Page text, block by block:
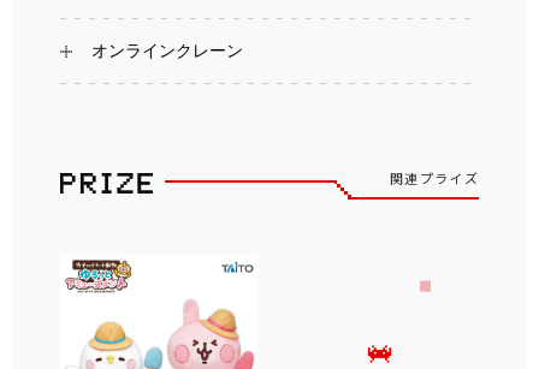
オンラインクレーン
関連プライズ